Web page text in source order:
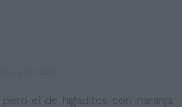
el de higaditos con naranja